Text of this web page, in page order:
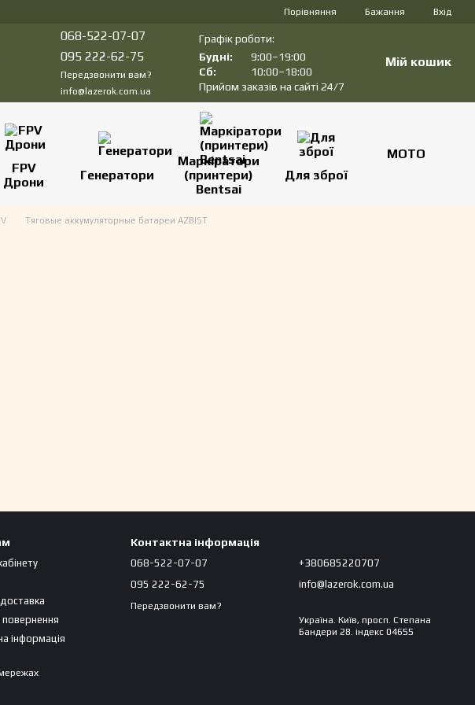
Порівняння Бажання Вхід
068-522-07-07
095 222-62-75
Передзвонити вам?
info@lazerok.com.ua
Графік роботи:
Будні:
9:00–19:00
Сб:
10:00–18:00
Прийом заказів на сайті 24/7
Мій кошик
FPV
Дрони
Генератори
Маркіратори
(принтери)
Bentsai
Для зброї
МОТО
Тяговые аккумуляторные батареи AZBIST
повернення
інформація
Контактна інформація
068-522-07-07
095 222-62-75
Передзвонити вам?
+380685220707
info@lazerok.com.ua
Україна. Київ, просп. Степана
Бандери 28. індекс 04655